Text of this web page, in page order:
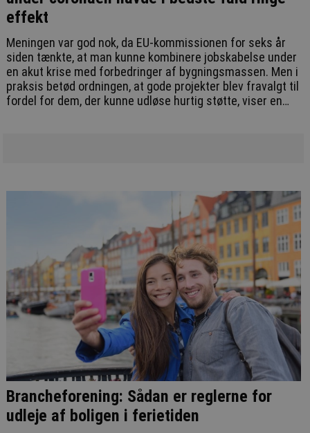
effekt
Meningen var god nok, da EU-kommissionen for seks år
siden tænkte, at man kunne kombinere jobskabelse under
en akut krise med forbedringer af bygningsmassen. Men i
praksis betød ordningen, at gode projekter blev fravalgt til
fordel for dem, der kunne udløse hurtig støtte, viser en
Brancheforening: Sådan er reglerne for
udleje af boligen i ferietiden